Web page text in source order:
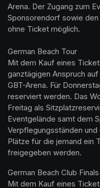
Arena. Der Zugang zum
Sponsorendorf sowie
ohne Ticket möglich.
German Beach Tour
Mit dem Kauf eines
ganztägigen Anspruch
GBT-Arena. Für
reserviert werden. Das
Freitag als
Eventgelände samt dem
Verpflegungsständen
Plätze für die jemand ein
freigegeben werden.
German Beach Club Finals
Mit dem Kauf eines